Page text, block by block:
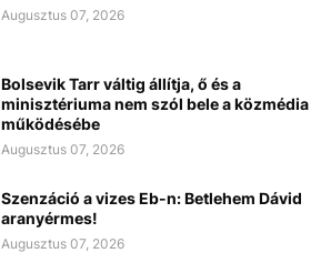
Augusztus 07, 2026
Bolsevik Tarr váltig állítja, ő és a
minisztériuma nem szól bele a közmédia
működésébe
Augusztus 07, 2026
Szenzáció a vizes Eb-n: Betlehem Dávid
aranyérmes!
Augusztus 07, 2026